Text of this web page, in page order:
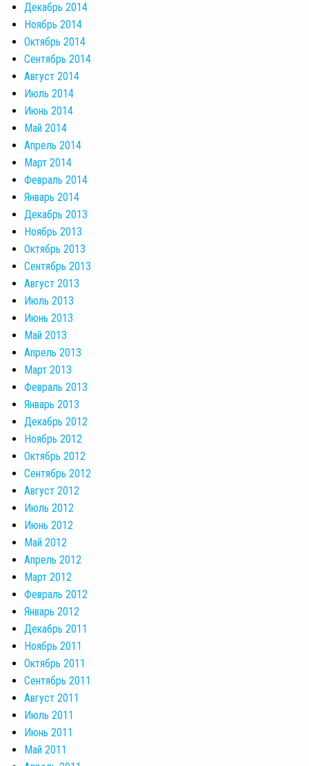
Декабрь 2014
Ноябрь 2014
Октябрь 2014
Сентябрь 2014
Август 2014
Июль 2014
Июнь 2014
Май 2014
Апрель 2014
Март 2014
Февраль 2014
Январь 2014
Декабрь 2013
Ноябрь 2013
Октябрь 2013
Сентябрь 2013
Август 2013
Июль 2013
Июнь 2013
Май 2013
Апрель 2013
Март 2013
Февраль 2013
Январь 2013
Декабрь 2012
Ноябрь 2012
Октябрь 2012
Сентябрь 2012
Август 2012
Июль 2012
Июнь 2012
Май 2012
Апрель 2012
Март 2012
Февраль 2012
Январь 2012
Декабрь 2011
Ноябрь 2011
Октябрь 2011
Сентябрь 2011
Август 2011
Июль 2011
Июнь 2011
Май 2011